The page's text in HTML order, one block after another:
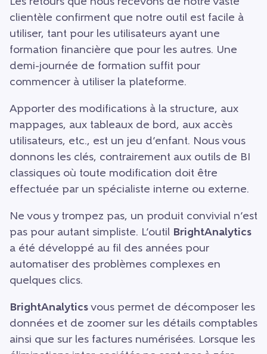
clientèle confirment que notre outil est facile à
utiliser, tant pour les utilisateurs ayant une
formation financière que pour les autres. Une
demi-journée de formation suffit pour
commencer à utiliser la plateforme.
Apporter des modifications à la structure, aux
mappages, aux tableaux de bord, aux accès
utilisateurs, etc., est un jeu d’enfant. Nous vous
donnons les clés, contrairement aux outils de BI
classiques où toute modification doit être
effectuée par un spécialiste interne ou externe.
Ne vous y trompez pas, un produit convivial n’est
pas pour autant simpliste. L’outil BrightAnalytics
a été développé au fil des années pour
automatiser des problèmes complexes en
quelques clics.
BrightAnalytics vous permet de décomposer les
données et de zoomer sur les détails comptables
ainsi que sur les factures numérisées. Lorsque les